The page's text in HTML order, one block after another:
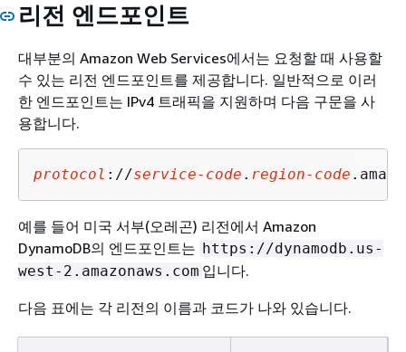
리전 엔드포인트
대부분의 Amazon Web Services에서는 요청할 때 사용할
수 있는 리전 엔드포인트를 제공합니다. 일반적으로 이러
한 엔드포인트는 IPv4 트래픽을 지원하며 다음 구문을 사
용합니다.
protocol ://service-code . region-code
예를 들어 미국 서부(오레곤) 리전에서 Amazon
DynamoDB의 엔드포인트는 https://dynamodb.us-
west-2.amazonaws.com 입니다.
다음 표에는 각 리전의 이름과 코드가 나와 있습니다.